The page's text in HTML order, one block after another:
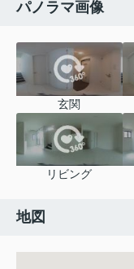
パノラマ画像
玄関
リビング
地図